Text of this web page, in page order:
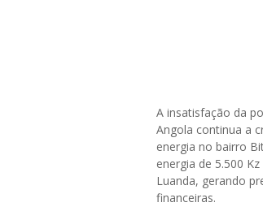
A insatisfação da
Angola continua a
energia no bairro
energia de 5.500
Luanda, gerando
financeiras.